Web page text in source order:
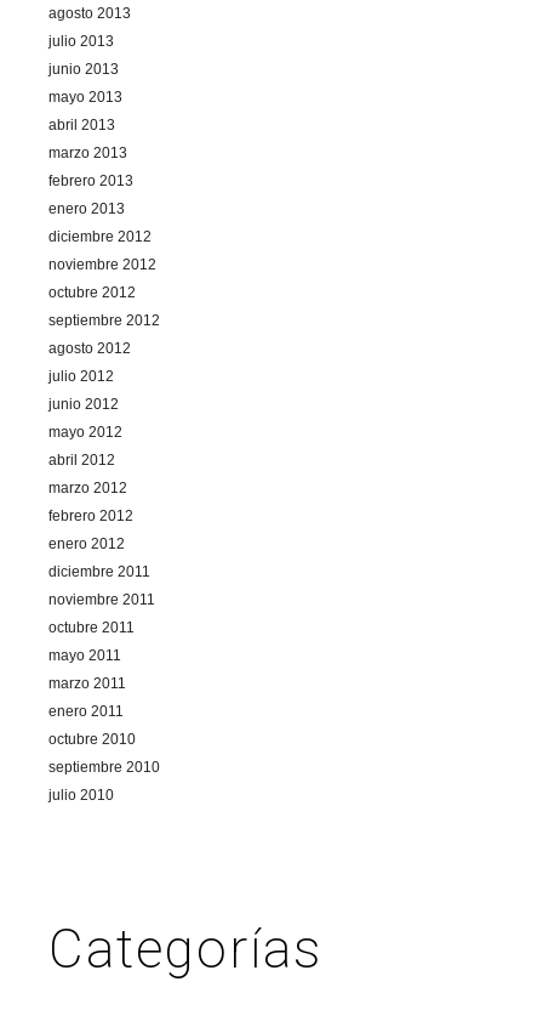
agosto 2013
julio 2013
junio 2013
mayo 2013
abril 2013
marzo 2013
febrero 2013
enero 2013
diciembre 2012
noviembre 2012
octubre 2012
septiembre 2012
agosto 2012
julio 2012
junio 2012
mayo 2012
abril 2012
marzo 2012
febrero 2012
enero 2012
diciembre 2011
noviembre 2011
octubre 2011
mayo 2011
marzo 2011
enero 2011
octubre 2010
septiembre 2010
julio 2010
Categorías